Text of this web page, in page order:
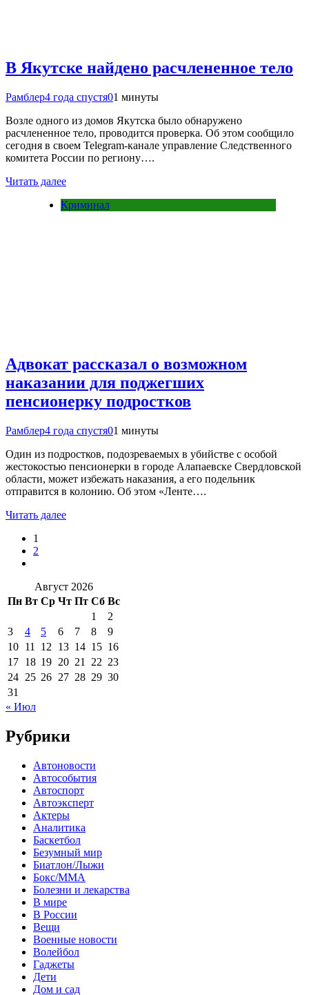
В Якутске найдено расчлененное тело
Рамблер4 года спустя01 минуты
Возле одного из домов Якутска было обнаружено
расчлененное тело, проводится проверка. Об этом сообщило
сегодня в своем Telegram-канале управление Следственного
комитета России по региону….
Читать далее
Криминал
Адвокат рассказал о возможном
наказании для поджегших
пенсионерку подростков
Рамблер4 года спустя01 минуты
Один из подростков, подозреваемых в убийстве с особой
жестокостью пенсионерки в городе Алапаевске Свердловской
области, может избежать наказания, а его подельник
отправится в колонию. Об этом «Ленте….
Читать далее
1
2
Август 2026
Пн Вт Ср Чт Пт Сб Вс
1
2
3
4 5 6 7 8
9
10 11 12 13 14 15 16
17 18 19 20 21 22 23
24 25 26 27 28 29 30
31
« Июл
Рубрики
Автоновости
Автособытия
Автоспорт
Автоэксперт
Актеры
Аналитика
Баскетбол
Безумный мир
Биатлон/Лыжи
Бокс/MMA
Болезни и лекарства
В мире
В России
Вещи
Военные новости
Волейбол
Гаджеты
Дети
Дом и сад